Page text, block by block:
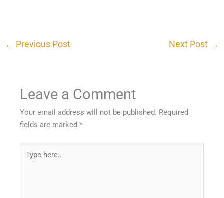
← Previous Post Next Post →
Leave a Comment
Your email address will not be published. Required
fields are marked*
here..